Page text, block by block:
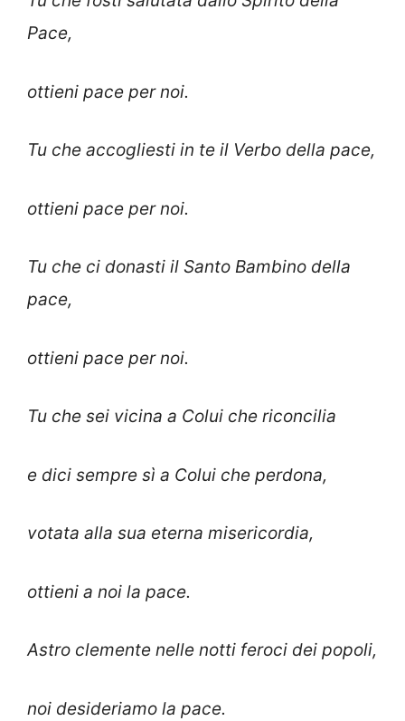
Pace,
ottieni pace per noi.
Tu che accogliesti in te il Verbo della pace,
ottieni pace per noi.
Tu che ci donasti il Santo Bambino della
pace,
ottieni pace per noi.
Tu che sei vicina a Colui che riconcilia
e dici sempre sì a Colui che perdona,
votata alla sua eterna misericordia,
ottieni a noi la pace.
Astro clemente nelle notti feroci dei popoli,
noi desideriamo la pace.